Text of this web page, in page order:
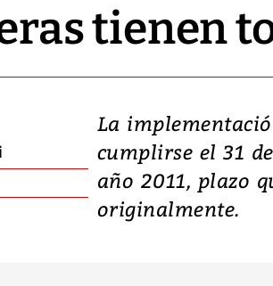
tienen
La
cumplirse el 31
año 2011, plazo
originalmente.
Video:
en